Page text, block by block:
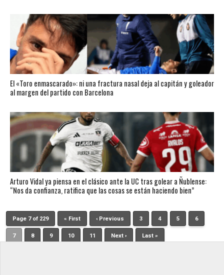
El «Toro enmascarado»: ni una fractura nasal deja al capitán y goleador
al margen del partido con Barcelona
Arturo Vidal ya piensa en el clásico ante la UC tras golear a Ñublense:
“Nos da confianza, ratifica que las cosas se están haciendo bien”
Page 7 of 229 « First ‹ Previous 3 4 5 6
7 8 9 10 11 Next › Last »